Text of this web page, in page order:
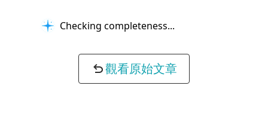
Checking completeness...
觀看原始文章